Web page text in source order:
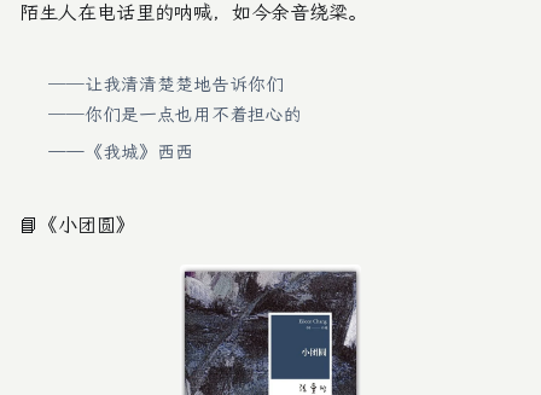
陌生人在电话里的呐喊，如今余音绕梁。
──让我清清楚楚地告诉你们
──你们是一点也用不着担心的
——《我城》西西
📘 《小团圆》